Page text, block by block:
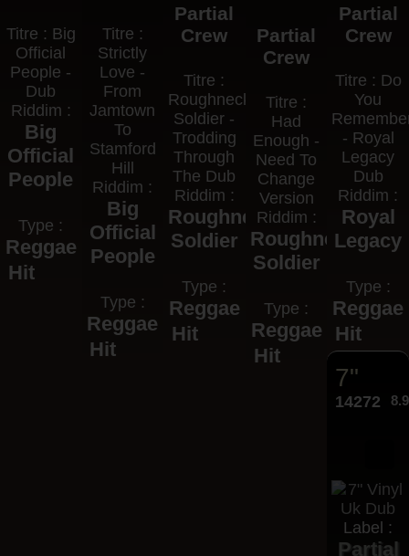
Titre : Big
Official
People -
Dub
Riddim :
Big
Official
People
Type :
Reggae
Hit
Titre :
Strictly
Love -
From
Jamtown
To
Stamford
Hill
Riddim :
Big
Official
People
Type :
Reggae
Hit
Partial
Crew
Titre :
Roughneck
Soldier -
Trodding
Through
The Dub
Riddim :
Roughneck
Soldier
Type :
Reggae
Hit
Partial
Crew
Titre :
Had
Enough -
Need To
Change
Version
Riddim :
Roughneck
Soldier
Type :
Reggae
Hit
Partial
Crew
Titre : Do
You
- Royal
Legacy
Dub
Riddim :
Royal
Legacy
Type :
Reggae
Hit
7"
14272
Label :
Partial